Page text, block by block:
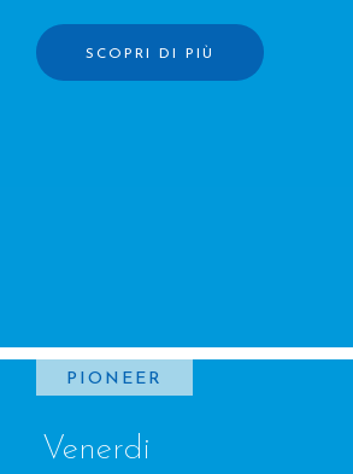
SCOPRI DI PIÙ
PIONEER
Venerdi